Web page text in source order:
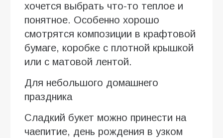
хочется выбрать что-то теплое и
понятное. Особенно хорошо
смотрятся композиции в крафтовой
бумаге, коробке с плотной крышкой
или с матовой лентой.
Для небольшого домашнего
праздника
Сладкий букет можно принести на
чаепитие, день рождения в узком